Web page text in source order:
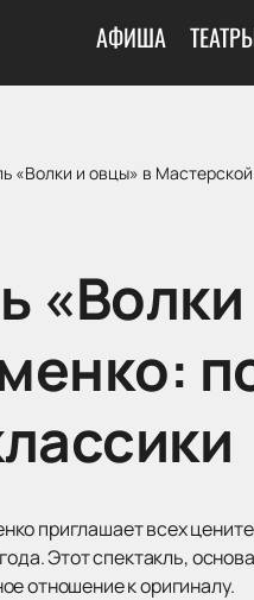
АФИША
«Волки и овцы» в
приглашает всех
Этот спектакль,
отношение к оригиналу.